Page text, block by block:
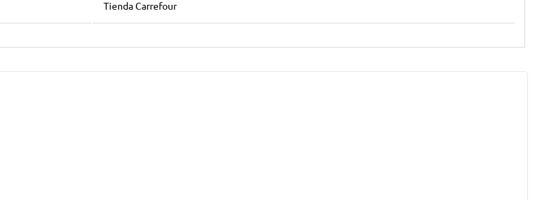
Tienda Carrefour